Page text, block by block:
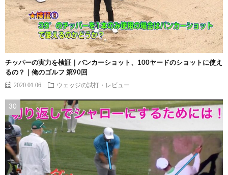
チッパーの実力を検証｜バンカーショット、100ヤードのショットに使え
るの？｜俺のゴルフ 第90回
2020.01.06 ウェッジの試打・レビュー